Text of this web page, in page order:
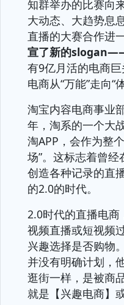
知群举办的比赛向
大动态、大趋势息
直播的大赛合作进
宣了新的
有9亿月活的电商
电商从“万能”走向“
淘宝内容电商事业
年，淘系的一个大
淘APP，会作为整
场”。这标志着曾
创造各种记录的直
的2.0的时代。
2.0时代的直播电
视频直播或短视频
兴趣选择是否购物
并没有明确计划，
逛街一样，是被商
就是【兴趣电商】